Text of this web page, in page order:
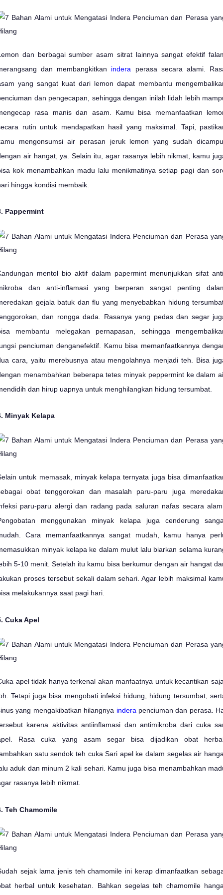
dan berbagai sumber asam sitrat lainnya sangat efektif
dan membangkitkan indera perasa secara alami.
yang sangat kuat dari lemon dapat membantu
dan pengecapan, sehingga dengan inilah lidah lebih
rasa manis dan asam. Kamu bisa memanfaatkan
rutin untuk mendapatkan hasil yang maksimal. Tapi,
mengonsumsi air perasan jeruk lemon yang sudah
air hangat, ya. Selain itu, agar rasanya lebih nikmat, kamu
kok menambahkan madu lalu menikmatinya setiap pagi dan
hingga kondisi membaik.
Pappermint
mentol bio aktif dalam papermint menunjukkan sifat
dan anti-inflamasi yang berperan sangat penting
gejala batuk dan flu yang menyebabkan hidung
dan rongga dada. Rasanya yang pedas dan segar
membantu melegakan pernapasan, sehingga
penciuman denganefektif. Kamu bisa memanfaatkannya
cara, yaitu merebusnya atau mengolahnya menjadi teh. Bisa
menambahkan beberapa tetes minyak peppermint ke dalam
dan hirup uapnya untuk menghilangkan hidung tersumbat.
Minyak Kelapa
untuk memasak, minyak kelapa ternyata juga bisa
obat tenggorokan dan masalah paru-paru juga
paru-paru alergi dan radang pada saluran nafas secara
menggunakan minyak kelapa juga cenderung
Cara memanfaatkannya sangat mudah, kamu hanya
minyak kelapa ke dalam mulut lalu biarkan selama
5-10 menit. Setelah itu kamu bisa berkumur dengan air hangat
proses tersebut sekali dalam sehari. Agar lebih maksimal
melakukannya saat pagi hari.
Cuka Apel
apel tidak hanya terkenal akan manfaatnya untuk kecantikan saja,
Tetapi juga bisa mengobati infeksi hidung, hidung tersumbat,
yang mengakibatkan hilangnya indera penciuman dan perasa.
karena aktivitas antiinflamasi dan antimikroba dari cuka
Rasa cuka yang asam segar bisa dijadikan obat
satu sendok teh cuka Sari apel ke dalam segelas air
aduk dan minum 2 kali sehari. Kamu juga bisa menambahkan
rasanya lebih nikmat.
Teh Chamomile
sejak lama jenis teh chamomile ini kerap dimanfaatkan
herbal untuk kesehatan. Bahkan segelas teh chamomile